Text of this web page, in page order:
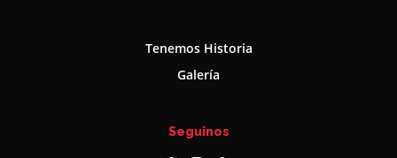
Tenemos Historia
Galería
Seguinos